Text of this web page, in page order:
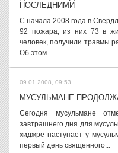
ПОСЛЕДНИМИ
С начала 2008 года в
92 пожара, из них 73 в
человек, получили травмы
Об этом...
09.01.2008, 09:53
МУСУЛЬМАНЕ
Сегодня мусульмане
завтрашнего дня для
хиджре наступает у
первый день священного...